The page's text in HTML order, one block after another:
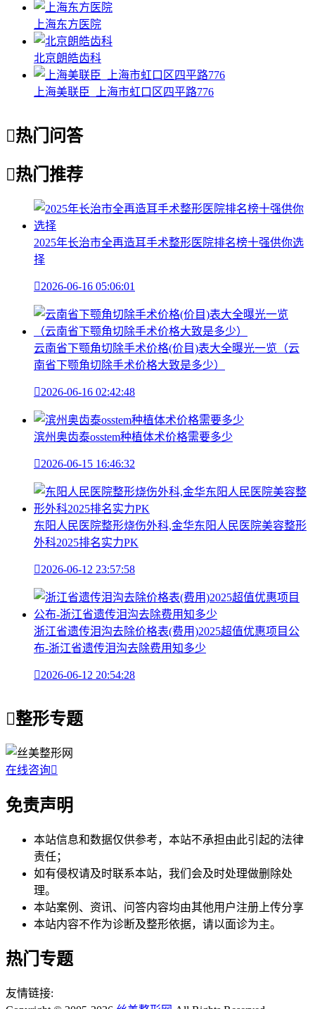
上海东方医院
北京朗皓齿科
上海美联臣_上海市虹口区四平路776
热门问答
热门推荐
2025年长治市全再造耳手术整形医院排名榜十强供你选
择
2026-06-16 05:06:01
云南省下颚角切除手术价格(价目)表大全曝光一览（云
南省下颚角切除手术价格大致是多少）
2026-06-16 02:42:48
滨州奥齿泰osstem种植体术价格需要多少
2026-06-15 16:46:32
东阳人民医院整形烧伤外科,金华东阳人民医院美容整形
外科2025排名实力PK
2026-06-12 23:57:58
浙江省遗传泪沟去除价格表(费用)2025超值优惠项目公
布-浙江省遗传泪沟去除费用知多少
2026-06-12 20:54:28
整形专题
在线咨询
免责声明
本站信息和数据仅供参考，本站不承担由此引起的法律
责任；
如有侵权请及时联系本站，我们会及时处理做删除处
理。
本站案例、资讯、问答内容均由其他用户注册上传分享
本站内容不作为诊断及整形依据，请以面诊为主。
热门专题
友情链接: